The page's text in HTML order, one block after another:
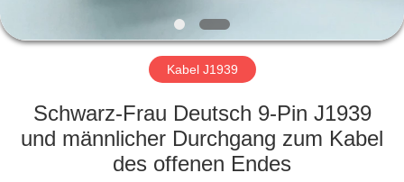
FABRIK-
QUALITÄTSKONTROLLE
Kabel J1939
Schwarz-Frau Deutsch 9-Pin J1939
und männlicher Durchgang zum Kabel
des offenen Endes